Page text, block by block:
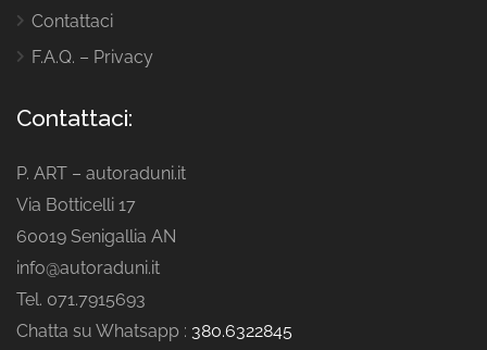
Contattaci
F.A.Q. – Privacy
Contattaci:
P. ART – autoraduni.it
Via Botticelli 17
60019 Senigallia AN
info@autoraduni.it
Tel. 071.7915693
Chatta su Whatsapp : 380.6322845